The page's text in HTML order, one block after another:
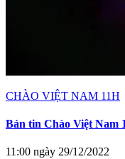
CHÀO VIỆT NAM 11H
Bản tin Chào Việt Nam
11:00 ngày 29/12/2022